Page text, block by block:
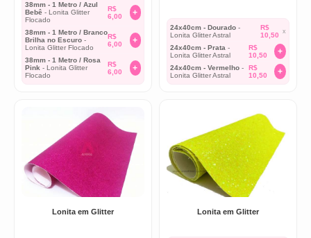
38mm - 1 Metro / Azul
Bebê - Lonita Glitter
Flocado
R$
6,00
+
38mm - 1 Metro / Branco
Brilha no Escuro -
Lonita Glitter Flocado
R$
6,00
+
38mm - 1 Metro / Rosa
Pink - Lonita Glitter
Flocado
R$
6,00
+
24x40cm - Dourado -
Lonita Glitter Astral
R$
10,50 x
24x40cm - Prata -
Lonita Glitter Astral
R$
10,50
+
24x40cm - Vermelho -
Lonita Glitter Astral
R$
10,50
+
Lonita em Glitter Lonita em Glitter